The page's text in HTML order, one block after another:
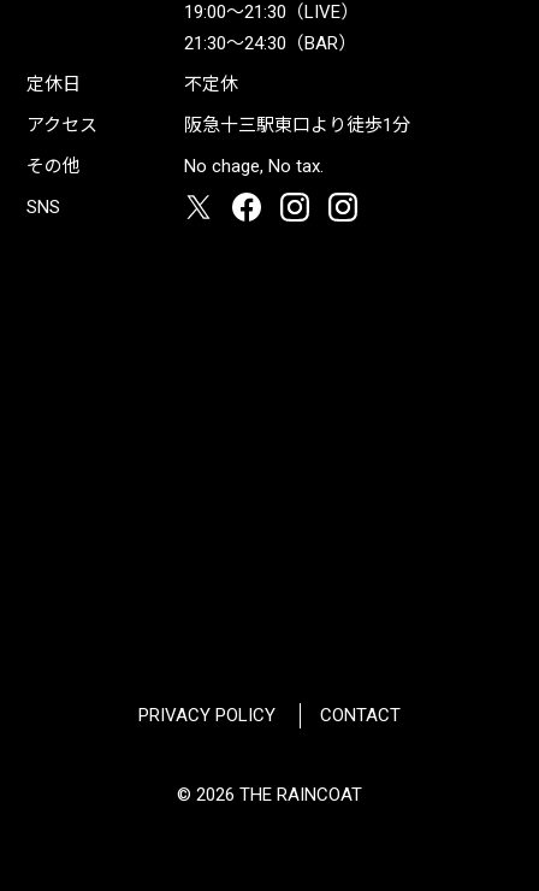
19:00〜21:30（LIVE）
21:30〜24:30（BAR）
定休日
不定休
アクセス
阪急十三駅東口より徒歩1分
その他
No chage, No tax.
SNS
PRIVACY POLICY CONTACT
© 2026 THE RAINCOAT